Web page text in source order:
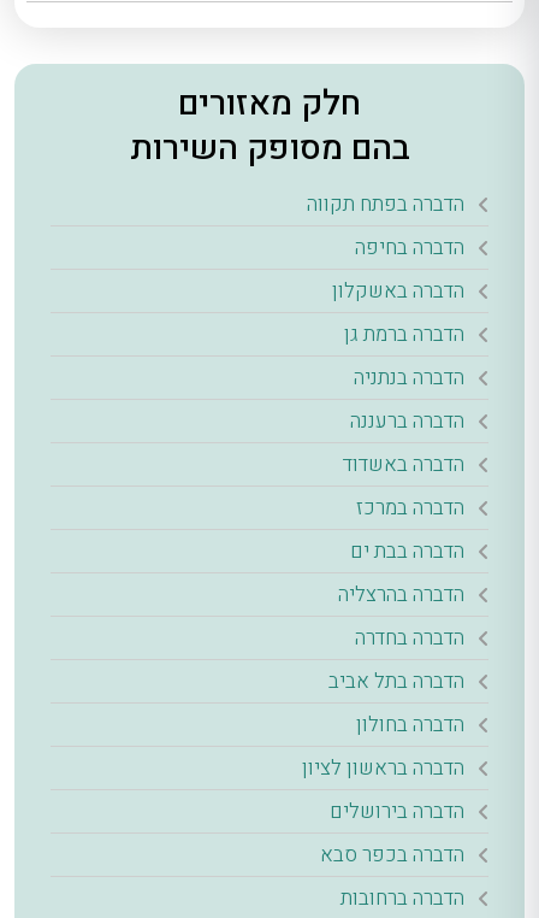
חלק מאזורים
בהם מסופק השירות
הדברה בפתח תקווה
הדברה בחיפה
הדברה באשקלון
הדברה ברמת גן
הדברה בנתניה
הדברה ברעננה
הדברה באשדוד
הדברה במרכז
הדברה בבת ים
הדברה בהרצליה
הדברה בחדרה
הדברה בתל אביב
הדברה בחולון
הדברה בראשון לציון
הדברה בירושלים
הדברה בכפר סבא
הדברה ברחובות